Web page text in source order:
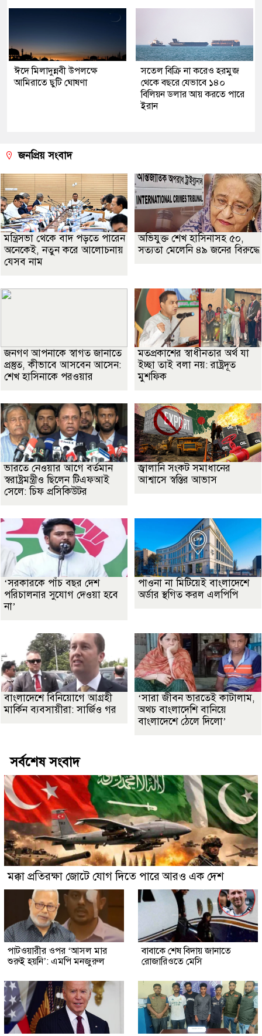
ঈদে মিলাদুন্নবী উপলক্ষে
আমিরাতে ছুটি ঘোষণা
সতেল বিক্রি না করেও হরমুজ
থেকে বছরে যেভাবে ১৪০
বিলিয়ন ডলার আয় করতে পারে
ইরান
জনপ্রিয় সংবাদ
মন্ত্রিসভা থেকে বাদ পড়তে পারেন
অনেকেই, নতুন করে আলোচনায়
যেসব নাম
অভিযুক্ত শেখ হাসিনাসহ ৫০,
সত্যতা মেলেনি ৪৯ জনের বিরুদ্ধে
জনগণ আপনাকে স্বাগত জানাতে
প্রস্তুত, কীভাবে আসবেন আসেন:
শেখ হাসিনাকে পরওয়ার
মতপ্রকাশের স্বাধীনতার অর্থ যা
ইচ্ছা তাই বলা নয়: রাষ্ট্রদূত
মুশফিক
ভারতে নেওয়ার আগে বর্তমান
স্বরাষ্ট্রমন্ত্রীও ছিলেন টিএফআই
সেলে: চিফ প্রসিকিউটর
জ্বালানি সংকট সমাধানের
আশ্বাসে স্বস্তির আভাস
‘সরকারকে পাঁচ বছর দেশ
পরিচালনার সুযোগ দেওয়া হবে
না’
পাওনা না মিটিয়েই বাংলাদেশে
অর্ডার স্থগিত করল এলপিপি
বাংলাদেশে বিনিয়োগে আগ্রহী
মার্কিন ব্যবসায়ীরা: সার্জিও গর
‘সারা জীবন ভারতেই কাটালাম,
অথচ বাংলাদেশি বানিয়ে
বাংলাদেশে ঠেলে দিলো’
সর্বশেষ সংবাদ
মক্কা প্রতিরক্ষা জোটে যোগ দিতে পারে আরও এক দেশ
পাটওয়ারীর ওপর ‘আসল মার
শুরুই হয়নি’: এমপি মনজুরুল
বাবাকে শেষ বিদায় জানাতে
রোজারিওতে মেসি